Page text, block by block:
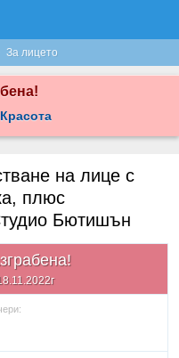
За лицето
на лице с
плюс
Бютишън